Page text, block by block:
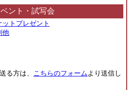
ント・試写会
トプレゼント
他
る方は、 こちらのフォームより送信し